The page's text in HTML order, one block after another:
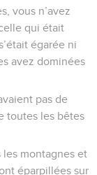
vous n’avez
qui était
égarée ni
avez dominées
pas de
toutes les bêtes
les montagnes et
éparpillées sur